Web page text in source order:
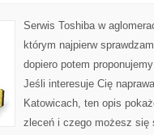
Serwis Toshiba w
którym najpierw
dopiero potem
Jeśli interesuje Cię
Katowicach, ten opis
zleceń i czego możesz się